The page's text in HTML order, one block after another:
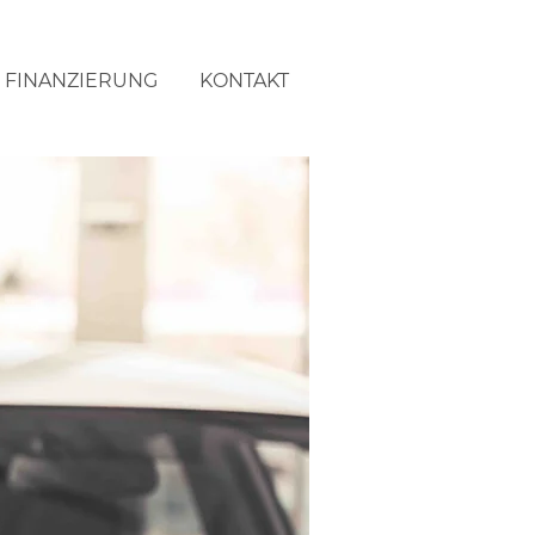
FINANZIERUNG KONTAKT